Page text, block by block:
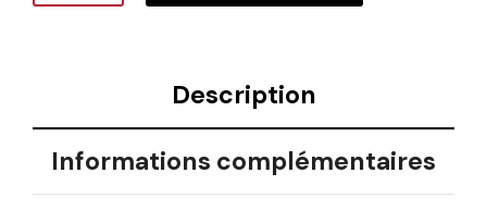
Description
Informations complémentaires